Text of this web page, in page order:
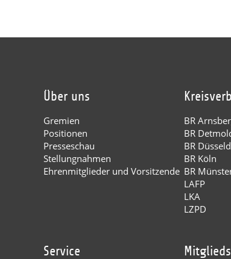
Über uns
Gremien
Positionen
Presseschau
Stellungnahmen
Ehrenmitglieder und Vorsitzende
BR
BR
BR
BR Köln
BR
LAFP
LKA
LZPD
Service